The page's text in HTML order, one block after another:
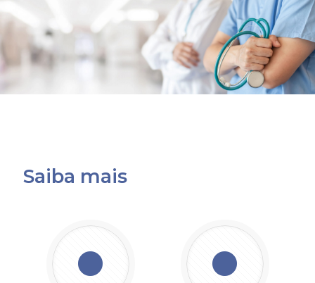
Saiba mais